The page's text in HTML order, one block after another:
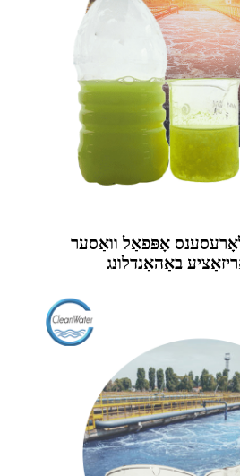
אָפּפאַל וואַסער
באַהאַנדלונג